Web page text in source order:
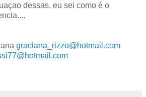
dessas, eu sei como é o
graciana_rizzo@hotmail.com